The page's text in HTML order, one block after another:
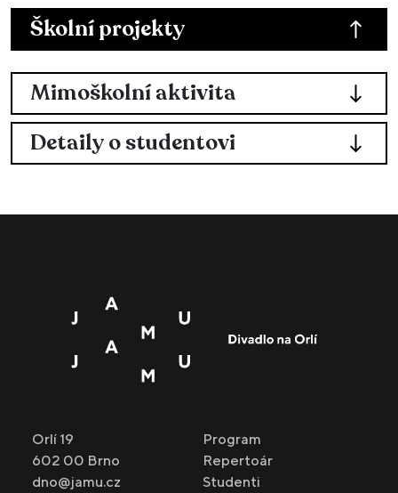
Školní projekty
Mimoškolní aktivita
Detaily o studentovi
Orlí 19
602 00 Brno
dno@jamu.cz
Program
Repertoár
Studenti